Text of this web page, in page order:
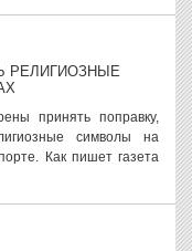
РЕЛИГИОЗНЫЕ
принять поправку,
символы на
Как пишет газета